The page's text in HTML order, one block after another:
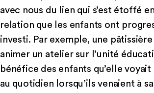
avec nous du lien qui s’est étoffé
relation que les enfants ont
investi. Par exemple, une
animer un atelier sur l’unité
bénéfice des enfants qu’elle
au quotidien lorsqu’ils venaient à